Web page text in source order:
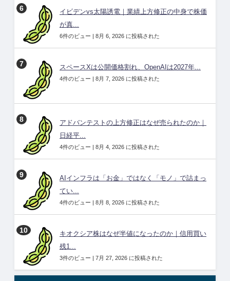
イビデンvs太陽誘電｜業績上方修正の中身で株価
が真...
6件のビュー | 8月 6, 2026 に投稿された
スペースXは公開価格割れ、OpenAIは2027年...
4件のビュー | 8月 7, 2026 に投稿された
アドバンテストの上方修正はなぜ売られたのか｜
日経平...
4件のビュー | 8月 4, 2026 に投稿された
AIインフラは「お金」ではなく「モノ」で詰まっ
てい...
4件のビュー | 8月 8, 2026 に投稿された
キオクシア株はなぜ半値になったのか｜信用買い
残1...
3件のビュー | 7月 27, 2026 に投稿された